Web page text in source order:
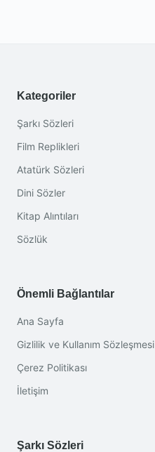
Kategoriler
Şarkı Sözleri
Film Replikleri
Atatürk Sözleri
Dini Sözler
Kitap Alıntıları
Sözlük
Önemli Bağlantılar
Ana Sayfa
Gizlilik ve Kullanım Sözleşmesi
Çerez Politikası
İletişim
Şarkı Sözleri